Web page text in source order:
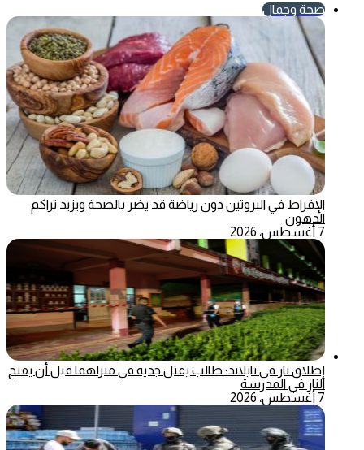
صحة وجمال
الإفراط في البروتين دون رياضة قد يضر بالصحة ويزيد تراكم
الدهون
7 أغسطس، 2026
إطلاق نار في تايلاند: طالب يقتل جديه في منزلهما قبل أن يفتح
النار في المدرسة
7 أغسطس، 2026